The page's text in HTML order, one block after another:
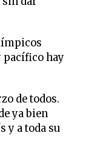
pacífico hay
de todos.
ya bien
y a toda su